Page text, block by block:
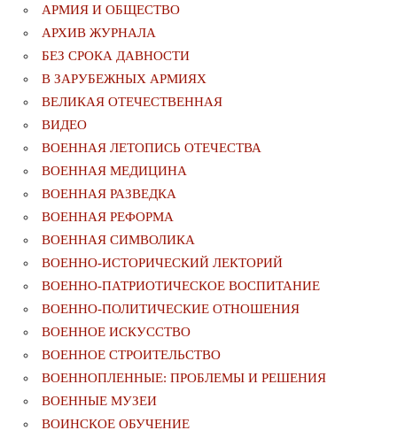
АРМИЯ И ОБЩЕСТВО
АРХИВ ЖУРНАЛА
БЕЗ СРОКА ДАВНОСТИ
В ЗАРУБЕЖНЫХ АРМИЯХ
ВЕЛИКАЯ ОТЕЧЕСТВЕННАЯ
ВИДЕО
ВОЕННАЯ ЛЕТОПИСЬ ОТЕЧЕСТВА
ВОЕННАЯ МЕДИЦИНА
ВОЕННАЯ РАЗВЕДКА
ВОЕННАЯ РЕФОРМА
ВОЕННАЯ СИМВОЛИКА
ВОЕННО-ИСТОРИЧЕСКИЙ ЛЕКТОРИЙ
ВОЕННО-ПАТРИОТИЧЕСКОЕ ВОСПИТАНИЕ
ВОЕННО-ПОЛИТИЧЕСКИE ОТНОШЕНИЯ
ВОЕННОЕ ИСКУССТВО
ВОЕННОЕ СТРОИТЕЛЬСТВО
ВОЕННОПЛЕННЫЕ: ПРОБЛЕМЫ И РЕШЕНИЯ
ВОЕННЫЕ МУЗЕИ
ВОИНСКОЕ ОБУЧЕНИЕ